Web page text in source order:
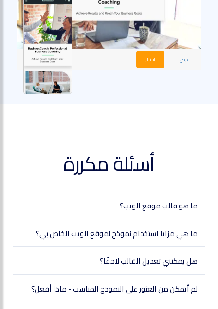
عرض اختيار
أسئلة مكررة
ما هو قالب موقع الويب؟
ما هي مزايا استخدام نموذج لموقع الويب الخاص بي؟
هل يمكنني تعديل القالب لاحقًا؟
لم أتمكن من العثور على النموذج المناسب - ماذا أفعل؟